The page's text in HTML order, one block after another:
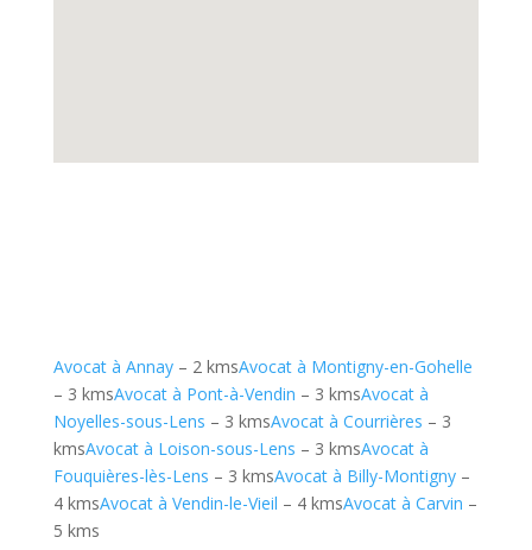
Avocat à Annay– 2 kmsAvocat à Montigny-en-Gohelle
– 3 kmsAvocat à Pont-à-Vendin – 3 kmsAvocat à
Noyelles-sous-Lens – 3 kmsAvocat à Courrières – 3
kmsAvocat à Loison-sous-Lens – 3 kmsAvocat à
Fouquières-lès-Lens – 3 kmsAvocat à Billy-Montigny–
4 kmsAvocat à Vendin-le-Vieil – 4 kmsAvocat à Carvin –
5 kms